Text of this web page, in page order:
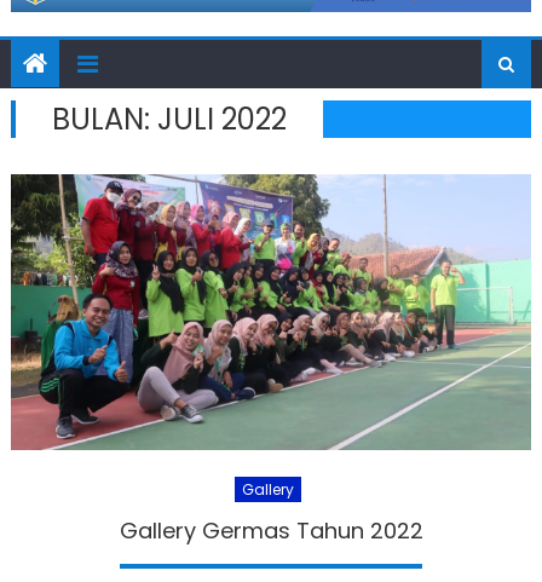
BULAN: JULI 2022
Gallery
Gallery Germas Tahun 2022